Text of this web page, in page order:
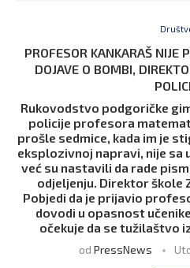
PROFESOR KANKARAŠ NIJE
DOJAVE O BOMBI,
Rukovodstvo podgoričke
policije profesora
prošle sedmice, kada im je
eksplozivnoj napravi, nije sa
već su nastavili da rade
odjeljenju. Direktor škole
Pobjedi da je prijavio
dovodi u opasnost
očekuje da se tužilaštvo
od PressNews